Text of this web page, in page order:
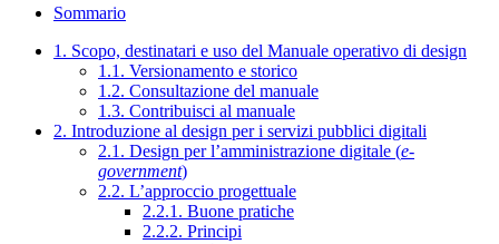
Sommario
1. Scopo, destinatari e uso del Manuale operativo di design
1.1. Versionamento e storico
1.2. Consultazione del manuale
1.3. Contribuisci al manuale
2. Introduzione al design per i servizi pubblici digitali
2.1. Design per l’amministrazione digitale (e-
government)
2.2. L’approccio progettuale
2.2.1. Buone pratiche
2.2.2. Principi